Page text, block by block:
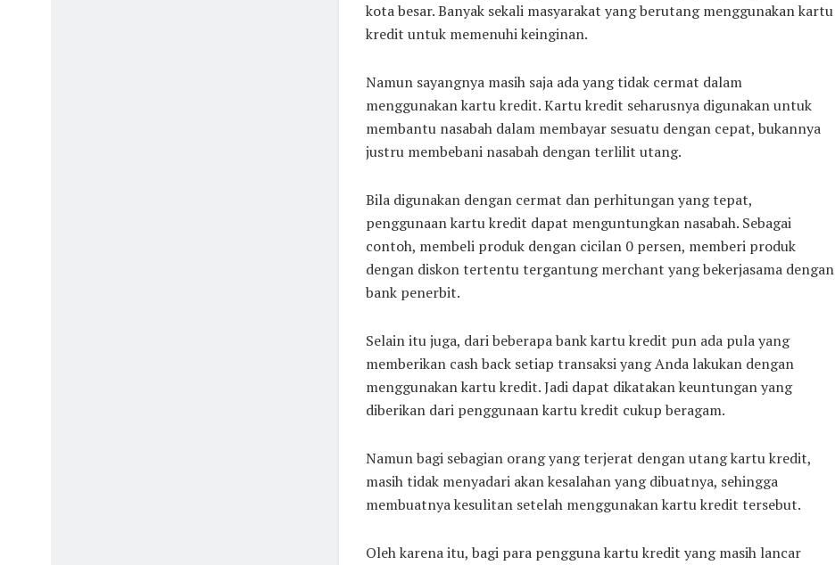
kota besar. Banyak sekali masyarakat yang berutang menggunakan kartu
kredit untuk memenuhi keinginan.
Namun sayangnya masih saja ada yang tidak cermat dalam
menggunakan kartu kredit. Kartu kredit seharusnya digunakan untuk
membantu nasabah dalam membayar sesuatu dengan cepat, bukannya
justru membebani nasabah dengan terlilit utang.
Bila digunakan dengan cermat dan perhitungan yang tepat,
penggunaan kartu kredit dapat menguntungkan nasabah. Sebagai
contoh, membeli produk dengan cicilan 0 persen, memberi produk
dengan diskon tertentu tergantung merchant yang bekerjasama dengan
bank penerbit.
Selain itu juga, dari beberapa bank kartu kredit pun ada pula yang
memberikan cash back setiap transaksi yang Anda lakukan dengan
menggunakan kartu kredit. Jadi dapat dikatakan keuntungan yang
diberikan dari penggunaan kartu kredit cukup beragam.
Namun bagi sebagian orang yang terjerat dengan utang kartu kredit,
masih tidak menyadari akan kesalahan yang dibuatnya, sehingga
membuatnya kesulitan setelah menggunakan kartu kredit tersebut.
Oleh karena itu, bagi para pengguna kartu kredit yang masih lancar